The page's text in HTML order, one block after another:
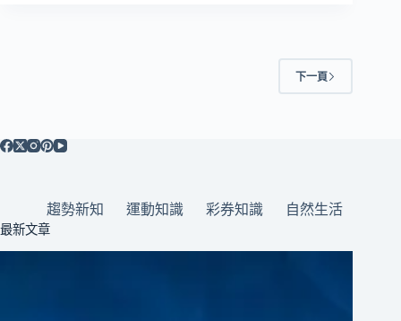
下一頁
趨勢新知 運動知識 彩券知識 自然生活
最新文章